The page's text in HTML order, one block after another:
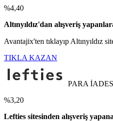
%4,40
Altınyıldız'dan alışveriş
Avantajix'ten tıklayıp Altınyıldız
TIKLA KAZAN
PARA
%3,20
Lefties sitesinden alışveriş